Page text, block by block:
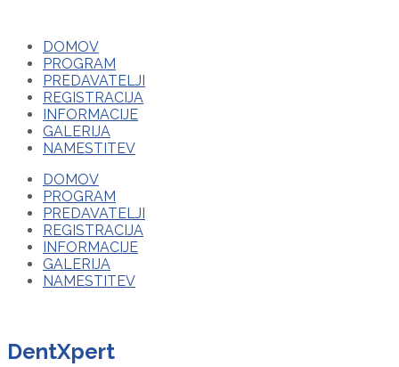
DOMOV
PROGRAM
PREDAVATELJI
REGISTRACIJA
INFORMACIJE
GALERIJA
NAMESTITEV
DOMOV
PROGRAM
PREDAVATELJI
REGISTRACIJA
INFORMACIJE
GALERIJA
NAMESTITEV
DentXpert